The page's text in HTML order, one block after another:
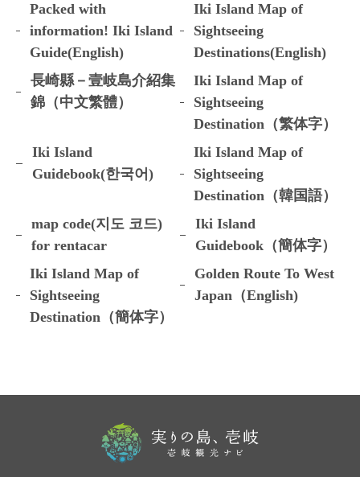
Packed with
information! Iki Island
Guide(English)
Iki Island Map of
Sightseeing
Destinations(English)
長崎縣－壹岐島介紹集
錦（中文繁體）
Iki Island Map of
Sightseeing
Destination（繁体字）
Iki Island
Guidebook(한국어)
Iki Island Map of
Sightseeing
Destination（韓国語）
map code(지도 코드)
for rentacar
Iki Island
Guidebook（簡体字）
Iki Island Map of
Sightseeing
Destination（簡体字）
Golden Route To West
Japan（English)